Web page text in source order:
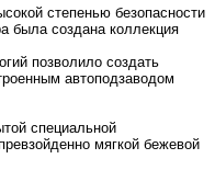
степенью безопасности
была создана коллекция
позволило создать
автоподзаводом
специальной
мягкой бежевой